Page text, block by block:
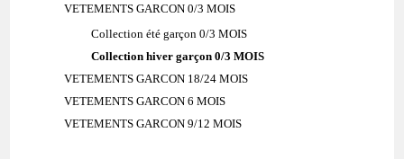
VETEMENTS GARCON 0/3 MOIS
Collection été garçon 0/3 MOIS
Collection hiver garçon 0/3 MOIS
VETEMENTS GARCON 18/24 MOIS
VETEMENTS GARCON 6 MOIS
VETEMENTS GARCON 9/12 MOIS